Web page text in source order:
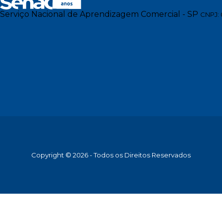
Serviço Nacional de Aprendizagem Comercial - SP
Copyright © 2026 - Todos os Direitos Reservados